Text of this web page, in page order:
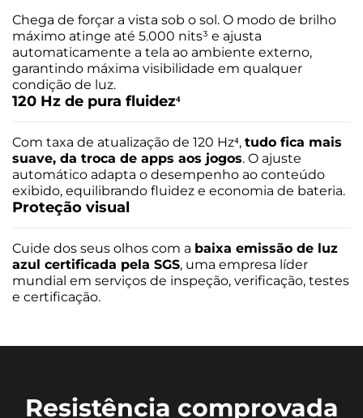
01 Manual
01 Cabo USB-A / USB-C
01 Carregador Turbo Power™ 33 W
01 Ferramenta de remoção do chip
Garantia/Meses
Chega de forçar a vista sob o sol. O modo de brilho
máximo atinge até 5.000 nits³ e ajusta
automaticamente a tela ao ambiente externo,
garantindo máxima visibilidade em qualquer
condição de luz.
120 Hz de pura fluidez⁴
Com taxa de atualização de 120 Hz⁴, tudo fica mais
suave, da troca de apps aos jogos. O ajuste
automático adapta o desempenho ao conteúdo
exibido, equilibrando fluidez e economia de bateria.
Proteção visual
Cuide dos seus olhos com a baixa emissão de luz
azul certificada pela SGS, uma empresa líder
mundial em serviços de inspeção, verificação, testes
e certificação.
Resistência comprovada